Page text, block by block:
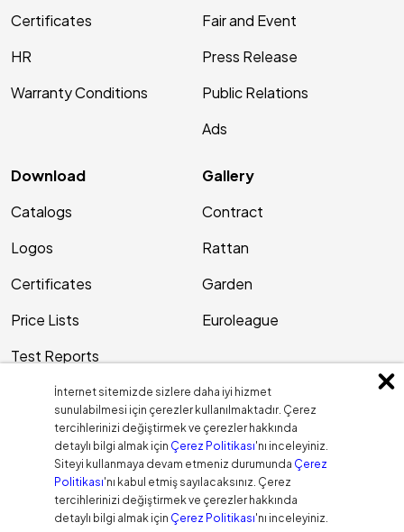
Certificates
HR
Warranty Conditions
Fair and Event
Press Release
Public Relations
Ads
Download
Catalogs
Logos
Certificates
Price Lists
Test Reports
Patents
Gallery
Contract
Rattan
Garden
Euroleague
Contact Us
Address
Contact Form
Blog
İnternet sitemizde sizlere daha iyi hizmet
sunulabilmesi için çerezler kullanılmaktadır. Çerez
tercihlerinizi değiştirmek ve çerezler hakkında
detaylı bilgi almak için Çerez Politikası'nı inceleyiniz.
Siteyi kullanmaya devam etmeniz durumunda Çerez
Politikası'nı kabul etmiş sayılacaksınız. Çerez
tercihlerinizi değiştirmek ve çerezler hakkında
detaylı bilgi almak için Çerez Politikası'nı inceleyiniz.